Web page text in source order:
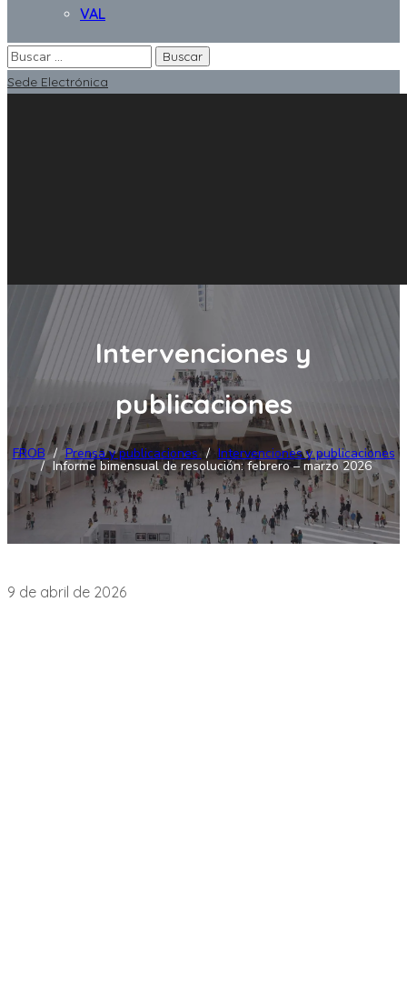
VAL
Sede Electrónica
Intervenciones y
publicaciones
FROB / Prensa y publicaciones / Intervenciones y publicaciones
/ Informe bimensual de resolución: febrero – marzo 2026
9 de abril de 2026